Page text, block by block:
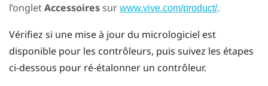
l’ongletAccessoiressur www.vive.com/product/.
Vérifiez si une mise à jour du micrologiciel est
disponible pour les contrôleurs, puis suivez les étapes
ci-dessous pour ré-étalonner un contrôleur.